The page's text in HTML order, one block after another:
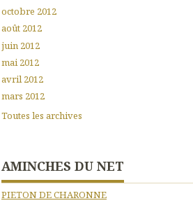
octobre 2012
août 2012
juin 2012
mai 2012
avril 2012
mars 2012
Toutes les archives
AMINCHES DU NET
PIETON DE CHARONNE